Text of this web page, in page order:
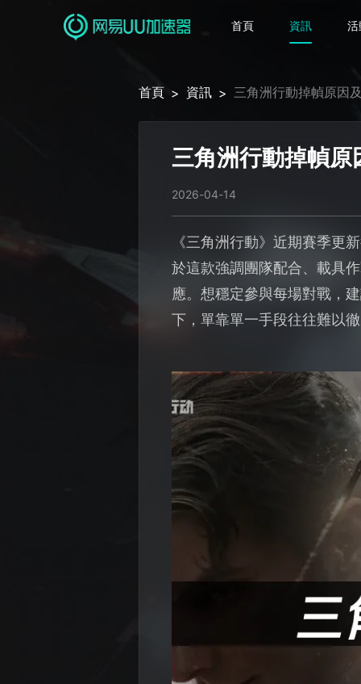
首頁 資訊
首頁 > 資訊 > 三角洲行動掉幀原因
三角洲行動掉幀
2026-04-14
《三角洲行動》近期賽季更
於這款強調團隊配合、載具
應。想穩定參與每場對戰，
下，單靠單一手段往往難以